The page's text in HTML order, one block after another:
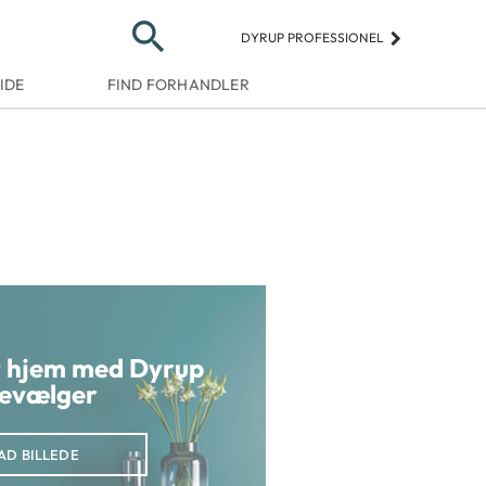
search DYRUP PROFESSIONELkeyboard_arrow_right
FIND FORHANDLER
med Dyrup
BILLEDE